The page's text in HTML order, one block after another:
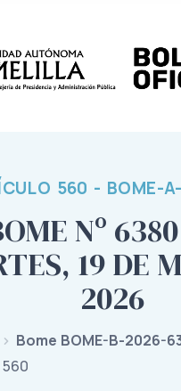
560 - BOME-
Nº
19 DE
2026
Bome BOME-B-2026-